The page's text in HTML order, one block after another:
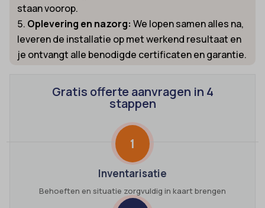
staan voorop.
Oplevering en nazorg: We lopen samen alles na,
leveren de installatie op met werkend resultaat en
je ontvangt alle benodigde certificaten en garantie.
Gratis offerte aanvragen in 4
stappen
1
Inventarisatie
Behoeften en situatie zorgvuldig in kaart brengen